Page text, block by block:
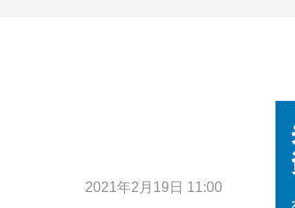
2021年2月19日 11:00